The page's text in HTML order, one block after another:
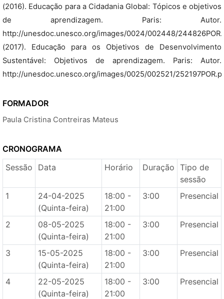
(2016). Educação para a Cidadania Global: Tópicos e objetivos
de aprendizagem. Paris: Autor.
http://unesdoc.unesco.org/images/0024/002448/
(2017). Educação para os Objetivos de Desenvolvimento
Sustentável: Objetivos de aprendizagem. Paris: Autor.
http://unesdoc.unesco.org/images/0025/002521/
FORMADOR
Paula Cristina Contreiras Mateus
CRONOGRAMA
Sessão
Data Horário Duração Tipo de
sessão
1
24-04-2025
(Quinta-feira)
18:00 -
21:00
3:00 Presencial
2
08-05-2025
(Quinta-feira)
18:00 -
21:00
3:00 Presencial
3
15-05-2025
(Quinta-feira)
18:00 -
21:00
3:00 Presencial
4
22-05-2025
(Quinta-feira)
18:00 -
21:00
3:00 Presencial